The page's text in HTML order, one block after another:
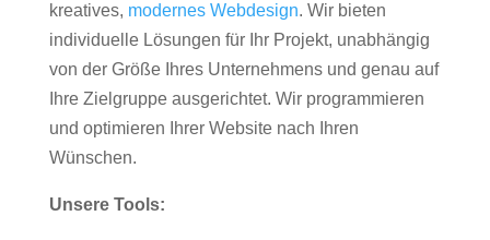
kreatives, modernes Webdesign. Wir bieten
individuelle Lösungen für Ihr Projekt, unabhängig
von der Größe Ihres Unternehmens und genau auf
Ihre Zielgruppe ausgerichtet. Wir programmieren
und optimieren Ihrer Website nach Ihren
Wünschen.
Unsere Tools: